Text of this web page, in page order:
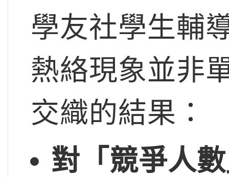
學友社學生輔
熱絡現象並非
交織的結果：
對「競爭人